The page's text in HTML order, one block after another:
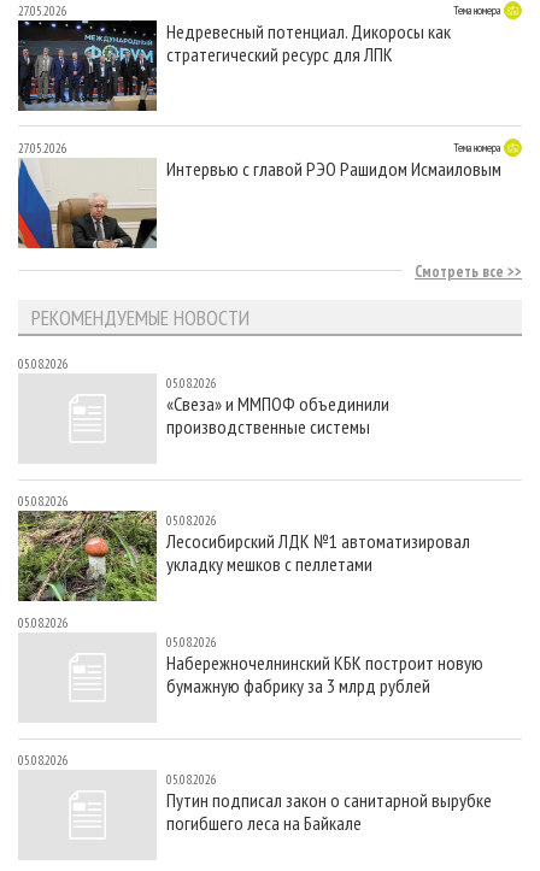
27.05.2026 Тема номера
Недревесный потенциал. Дикоросы как
стратегический ресурс для ЛПК
27.05.2026 Тема номера
Интервью с главой РЭО Рашидом Исмаиловым
Смотреть все
РЕКОМЕНДУЕМЫЕ НОВОСТИ
05.08.2026
05.08.2026
«Свеза» и ММПОФ объединили
производственные системы
05.08.2026
05.08.2026
Лесосибирский ЛДК №1 автоматизировал
укладку мешков с пеллетами
05.08.2026
05.08.2026
Набережночелнинский КБК построит новую
бумажную фабрику за 3 млрд рублей
05.08.2026
05.08.2026
Путин подписал закон о санитарной вырубке
погибшего леса на Байкале